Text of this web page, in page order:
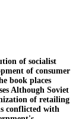
of socialist
of consumer
book places
Although Soviet
of retailing
conflicted with